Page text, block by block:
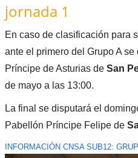
jornada 1
En caso de clasificación para
ante el primero del Grupo A
Príncipe de Asturias de San
de mayo a las 13:00.
La final se disputará el
Pabellón Príncipe Felipe de
INFORMACIÓN CNSA SUB12: